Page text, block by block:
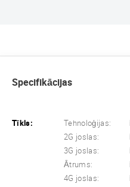
Specifikācijas
Tīkls: Tehnoloģijas:
2G joslas:
3G joslas:
Ātrums:
4G joslas: